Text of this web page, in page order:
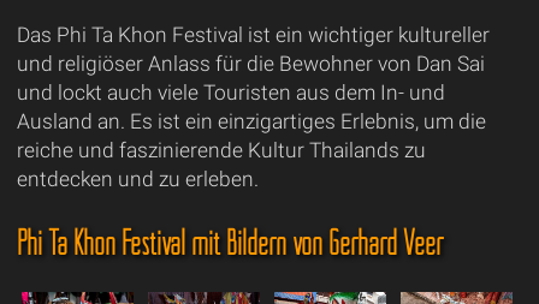
Das Phi Ta Khon Festival ist ein wichtiger kultureller
und religiöser Anlass für die Bewohner von Dan Sai
und lockt auch viele Touristen aus dem In- und
Ausland an. Es ist ein einzigartiges Erlebnis, um die
reiche und faszinierende Kultur Thailands zu
entdecken und zu erleben.
Phi Ta Khon Festival mit Bildern von Gerhard Veer